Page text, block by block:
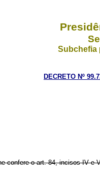
Subchefia
DECRETO Nº
confere o art. 84, incisos IV e